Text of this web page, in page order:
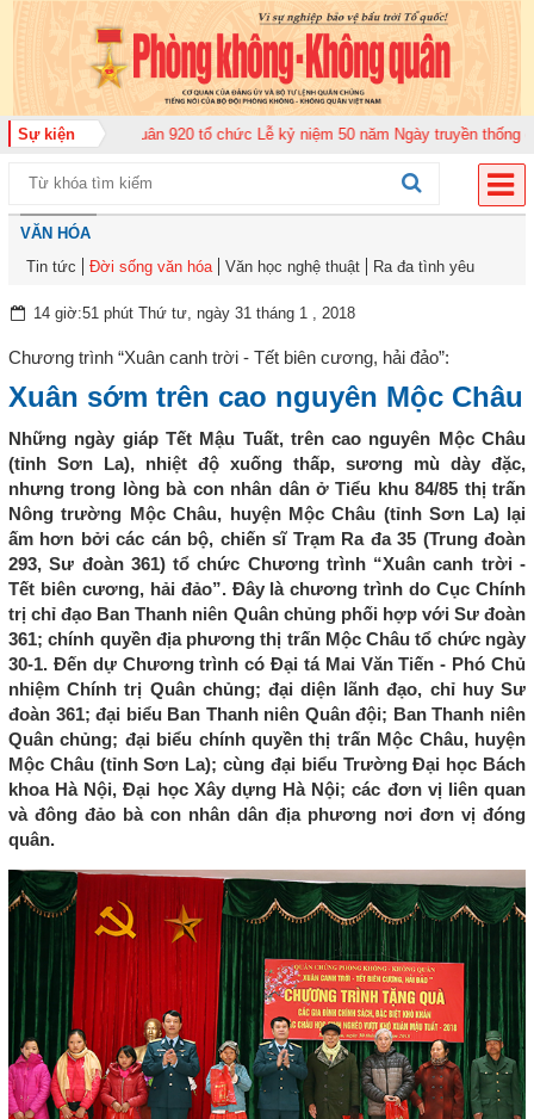
Sự kiện
Không quân 920 tổ chức Lễ kỷ niệm 50 năm Ngày truyền thống (12-11-
VĂN HÓA
Tin tức
Đời sống văn hóa Văn học nghệ thuật Ra đa tình yêu
14 giờ:51 phút Thứ tư, ngày 31 tháng 1 , 2018
Chương trình “Xuân canh trời - Tết biên cương, hải đảo”:
Xuân sớm trên cao nguyên Mộc Châu
Những ngày giáp Tết Mậu Tuất, trên cao nguyên Mộc Châu
(tỉnh Sơn La), nhiệt độ xuống thấp, sương mù dày đặc,
nhưng trong lòng bà con nhân dân ở Tiểu khu 84/85 thị trấn
Nông trường Mộc Châu, huyện Mộc Châu (tỉnh Sơn La) lại
ấm hơn bởi các cán bộ, chiến sĩ Trạm Ra đa 35 (Trung đoàn
293, Sư đoàn 361) tổ chức Chương trình “Xuân canh trời -
Tết biên cương, hải đảo”. Đây là chương trình do Cục Chính
trị chỉ đạo Ban Thanh niên Quân chủng phối hợp với Sư đoàn
361; chính quyền địa phương thị trấn Mộc Châu tổ chức ngày
30-1. Đến dự Chương trình có Đại tá Mai Văn Tiến - Phó Chủ
nhiệm Chính trị Quân chủng; đại diện lãnh đạo, chỉ huy Sư
đoàn 361; đại biểu Ban Thanh niên Quân đội; Ban Thanh niên
Quân chủng; đại biểu chính quyền thị trấn Mộc Châu, huyện
Mộc Châu (tỉnh Sơn La); cùng đại biểu Trường Đại học Bách
khoa Hà Nội, Đại học Xây dựng Hà Nội; các đơn vị liên quan
và đông đảo bà con nhân dân địa phương nơi đơn vị đóng
quân.